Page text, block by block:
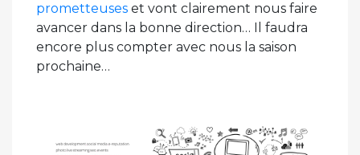
prometteuses et vont clairement nous faire
avancer dans la bonne direction… Il faudra
encore plus compter avec nous la saison
prochaine…